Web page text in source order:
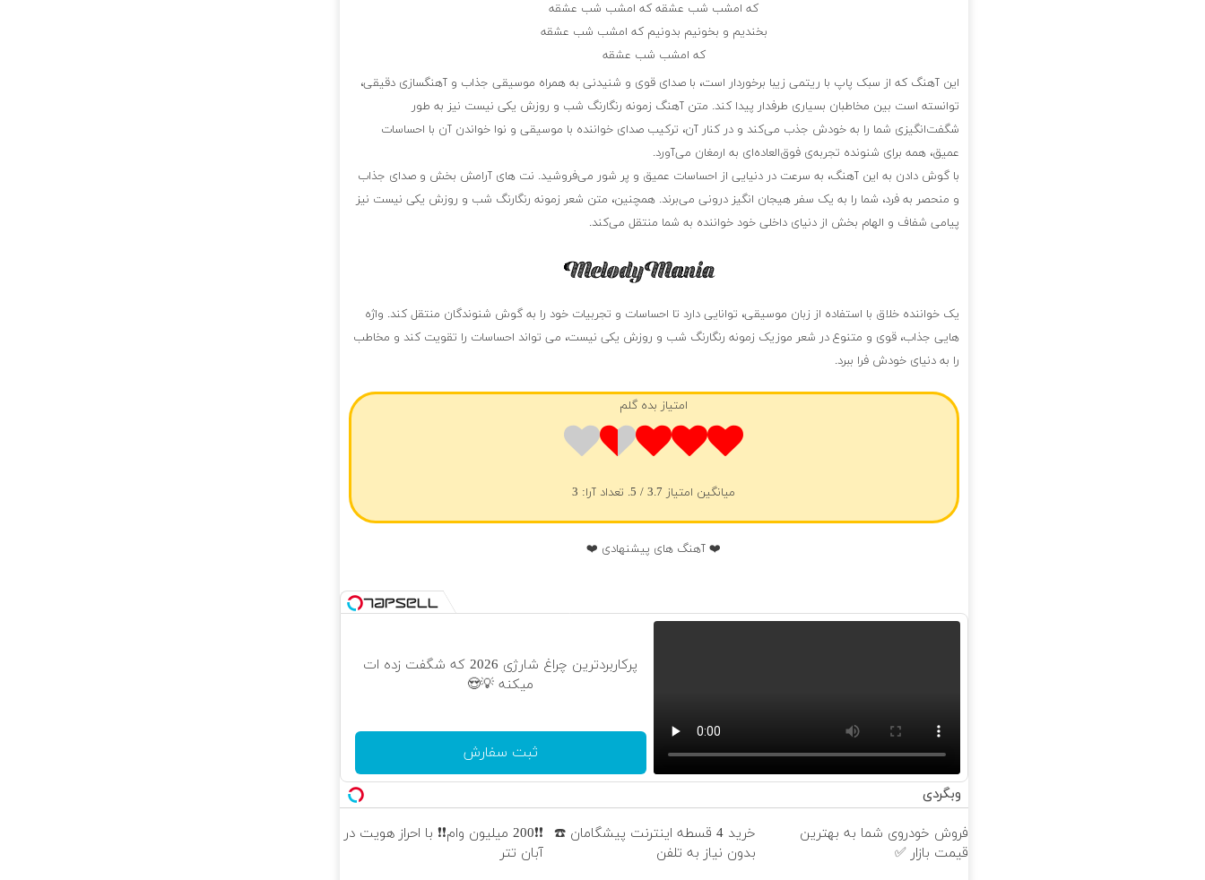
که امشب شب عشقه که امشب شب عشقه
بخندیم و بخونیم بدونیم که امشب شب عشقه
که امشب شب عشقه
این آهنگ که از سبک پاپ با ریتمی زیبا برخوردار است، با صدای قوی و شنیدنی به همراه موسیقی جذاب و آهنگسازی دقیقی،
توانسته است بین مخاطبان بسیاری طرفدار پیدا کند. متن آهنگ زمونه رنگارنگ شب و روزش یکی نیست نیز به طور
شگفت‌انگیزی شما را به خودش جذب می‌کند و در کنار آن، ترکیب صدای خواننده با موسیقی و نوا خواندن آن با احساسات
عمیق، همه برای شنونده تجربه‌ی فوق‌العاده‌ای به ارمغان می‌آورد.
با گوش دادن به این آهنگ، به سرعت در دنیایی از احساسات عمیق و پر شور می‌فروشید. نت های آرامش بخش و صدای جذاب
و منحصر به فرد، شما را به یک سفر هیجان انگیز درونی می‌برند. همچنین، متن شعر زمونه رنگارنگ شب و روزش یکی نیست نیز
پیامی شفاف و الهام بخش از دنیای داخلی خود خواننده به شما منتقل می‌کند.
یک خواننده خلاق با استفاده از زبان موسیقی، توانایی دارد تا احساسات و تجربیات خود را به گوش شنوندگان منتقل کند. واژه
هایی جذاب، قوی و متنوع در شعر موزیک زمونه رنگارنگ شب و روزش یکی نیست، می تواند احساسات را تقویت کند و مخاطب
را به دنیای خودش فرا ببرد.
امتیاز بده گلم
میانگین امتیاز 3.7/ 5. تعداد آرا: 3
❤️ آهنگ های پیشنهادی ❤️
پرکاربردترین چراغ شارژی 2026 که شگفت زده ات
میکنه 💡😍
ثبت سفارش
وبگردی
فروش خودروی شما به بهترین
قیمت بازار ✅
خرید 4 قسطه اینترنت پیشگامان ☎️
بدون نیاز به تلفن
❗❗200 میلیون وام❗❗ با احراز هویت در
آبان تتر